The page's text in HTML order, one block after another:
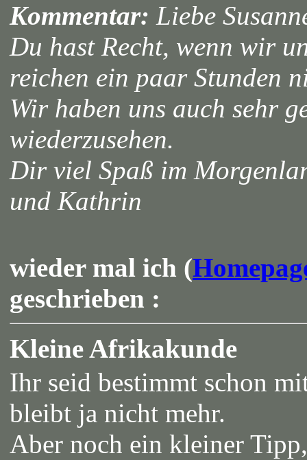
Kommentar: Liebe
Du hast Recht, wenn wir
reichen ein paar Stunden
Wir haben uns auch sehr
wiederzusehen.
Dir viel Spaß im
und Kathrin
wieder mal ich (
geschrieben :
Kleine Afrikakunde
Ihr seid bestimmt schon
bleibt ja nicht mehr.
Aber noch ein kleiner